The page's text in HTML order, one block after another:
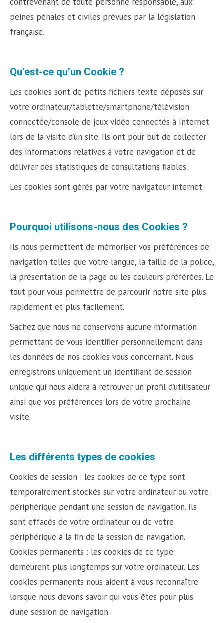
peines pénales et civiles prévues par la législation
française.
Qu’est-ce qu’un Cookie ?
Les cookies sont de petits fichiers texte déposés sur
votre ordinateur/tablette/smartphone/télévision
connectée/console de jeux vidéo connectés à Internet
lors de la visite d’un site. Ils ont pour but de collecter
des informations relatives à votre navigation et de
délivrer des statistiques de consultations fiables.
Les cookies sont gérés par votre navigateur internet.
Pourquoi utilisons-nous des Cookies ?
Ils nous permettent de mémoriser vos préférences de
navigation telles que votre langue, la taille de la police,
la présentation de la page ou les couleurs préférées. Le
tout pour vous permettre de parcourir notre site plus
rapidement et plus facilement.
Sachez que nous ne conservons aucune information
permettant de vous identifier personnellement dans
les données de nos cookies vous concernant. Nous
enregistrons uniquement un identifiant de session
unique qui nous aidera à retrouver un profil d’utilisateur
ainsi que vos préférences lors de votre prochaine
visite.
Les différents types de cookies
Cookies de session : les cookies de ce type sont
temporairement stockés sur votre ordinateur ou votre
périphérique pendant une session de navigation. Ils
sont effacés de votre ordinateur ou de votre
périphérique à la fin de la session de navigation.
Cookies permanents : les cookies de ce type
demeurent plus longtemps sur votre ordinateur. Les
cookies permanents nous aident à vous reconnaître
lorsque nous devons savoir qui vous êtes pour plus
d’une session de navigation.